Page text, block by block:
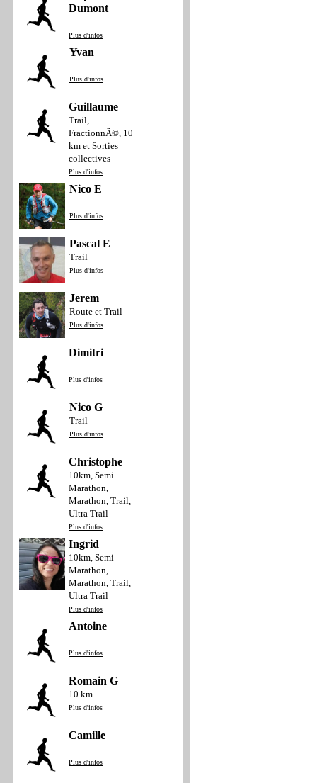
Dumont
Plus d'infos
Yvan
Plus d'infos
Guillaume
Trail,
FractionnÃ©, 10
km et Sorties
collectives
Plus d'infos
Nico E
Plus d'infos
Pascal E
Trail
Plus d'infos
Jerem
Route et Trail
Plus d'infos
Dimitri
Plus d'infos
Nico G
Trail
Plus d'infos
Christophe
10km, Semi
Marathon,
Marathon, Trail,
Ultra Trail
Plus d'infos
Ingrid
10km, Semi
Marathon,
Marathon, Trail,
Ultra Trail
Plus d'infos
Antoine
Plus d'infos
Romain G
10 km
Plus d'infos
Camille
Plus d'infos